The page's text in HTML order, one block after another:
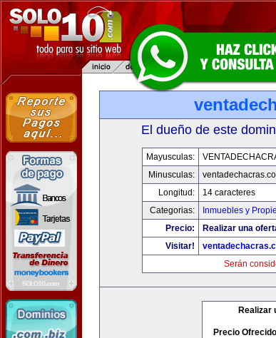
El dueño de este
Mayusculas:
Minusculas:
Longitud:
14 caracteres
Categorias:
Inmuebles y
Precio:
Realizar una
Visitar!
Serán
Realizar
Precio